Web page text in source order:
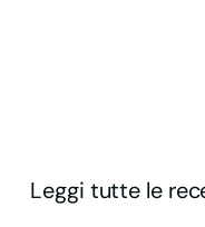
Leggi tutte le